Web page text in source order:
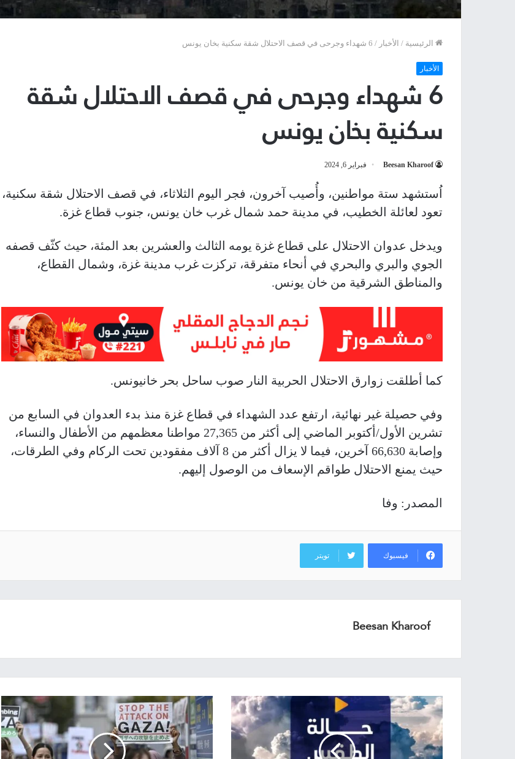
الرئيسية / الأخبار / 6 شهداء وجرحى في قصف الاحتلال شقة سكنية بخان يونس
الأخبار
6 شهداء وجرحى في قصف الاحتلال شقة
سكنية بخان يونس
Beesan Kharoof فبراير 6, 2024
اُستشهد ستة مواطنين، وأُصيب آخرون، فجر اليوم الثلاثاء، في قصف الاحتلال شقة سكنية،
تعود لعائلة الخطيب، في مدينة حمد شمال غرب خان يونس، جنوب قطاع غزة.
ويدخل عدوان الاحتلال على قطاع غزة يومه الثالث والعشرين بعد المئة، حيث كثّف قصفه
الجوي والبري والبحري في أنحاء متفرقة، تركزت غرب مدينة غزة، وشمال القطاع،
والمناطق الشرقية من خان يونس.
كما أطلقت زوارق الاحتلال الحربية النار صوب ساحل بحر خانيونس.
وفي حصيلة غير نهائية، ارتفع عدد الشهداء في قطاع غزة منذ بدء العدوان في السابع من
تشرين الأول/أكتوبر الماضي إلى أكثر من 27,365 مواطنا معظمهم من الأطفال والنساء،
وإصابة 66,630 آخرين، فيما لا يزال أكثر من 8 آلاف مفقودين تحت الركام وفي الطرقات،
حيث يمنع الاحتلال طواقم الإسعاف من الوصول إليهم.
المصدر: وفا
فيسبوك تويتر
Beesan Kharoof